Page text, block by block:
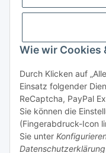
Wie wir Cookies
Durch Klicken auf
Einsatz folgender
ReCaptcha, PayPal
Sie können die
(Fingerabdruck-Icon
Sie unter
Datenschutzerklärung
Informationen
Gesetzliche
* Alle Preise inkl.